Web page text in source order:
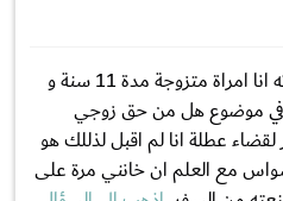
السلام عليكم ورحمة الله وبركاته انا امراة متزوجة مدة 11 سنة و
في موضوع هل من حق زوجي
عطلة انا لم اقبل لذللك هو
مع العلم ان خانني مرة على